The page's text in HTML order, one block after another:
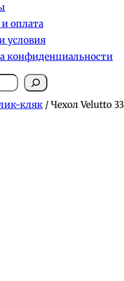
и оплата
условия
конфиденциальности
кляк / Чехол Velutto 33